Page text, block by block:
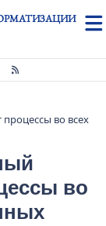
процессы во всех
во